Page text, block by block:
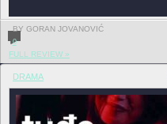
BY GORAN JOVANOVIĆ
0
FULL REVIEW »
DRAMA